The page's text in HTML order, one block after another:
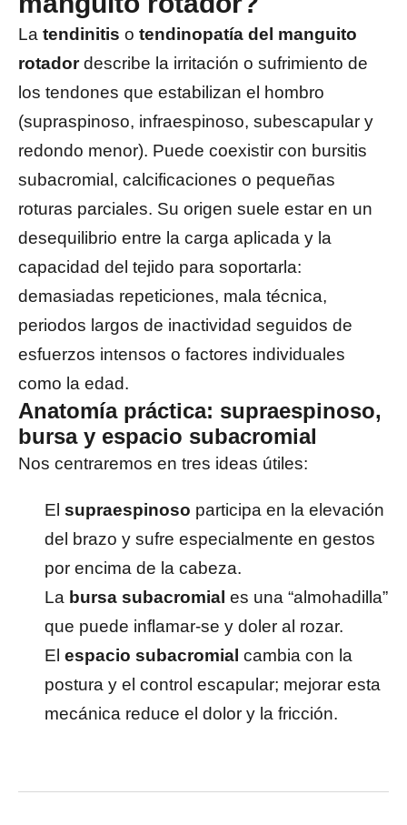
La tendinitis o tendinopatía del manguito
rotadordescribe la irritación o sufrimiento de
los tendones que estabilizan el hombro
(supraspinoso, infraespinoso, subescapular y
redondo menor). Puede coexistir con bursitis
subacromial, calcificaciones o pequeñas
roturas parciales. Su origen suele estar en un
desequilibrio entre la carga aplicada y la
capacidad del tejido para soportarla:
demasiadas repeticiones, mala técnica,
periodos largos de inactividad seguidos de
esfuerzos intensos o factores individuales
como la edad.
Anatomía práctica: supraespinoso,
bursa y espacio subacromial
Nos centraremos en tres ideas útiles:
El supraespinoso participa en la elevación
del brazo y sufre especialmente en gestos
por encima de la cabeza.
La bursa subacromial es una “almohadilla”
que puede inflamar-se y doler al rozar.
El espacio subacromial cambia con la
postura y el control escapular; mejorar esta
mecánica reduce el dolor y la fricción.